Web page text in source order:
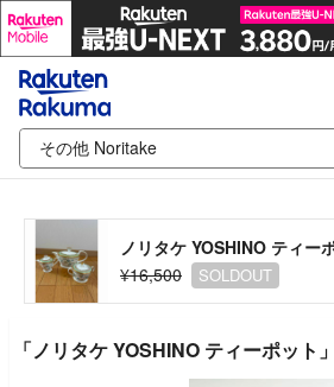
ノリタケ YOSHINO ティー
¥16,500
SOLDOUT
「ノリタケ YOSHINO ティーポット